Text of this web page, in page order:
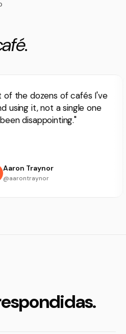
the dozens of cafés I've
using it, not a single one
disappointing."
Traynor
@aarontraynor